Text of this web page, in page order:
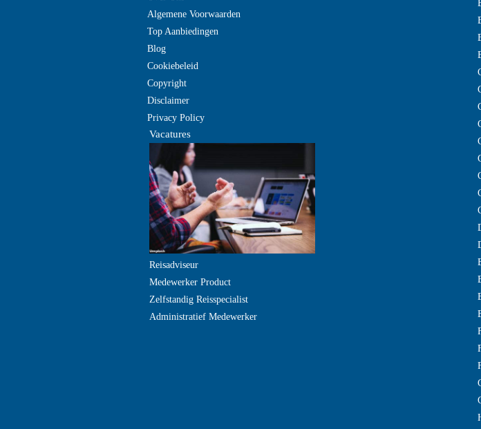
Algemene Voorwaarden
Top Aanbiedingen
Blog
Cookiebeleid
Copyright
Disclaimer
Privacy Policy
Vacatures
Reisadviseur
Medewerker Product
Zelfstandig Reisspecialist
Administratief Medewerker